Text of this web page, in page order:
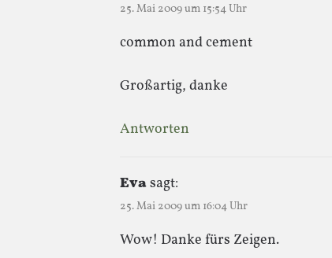
25. Mai 2009 um 15:54 Uhr
common and cement
Großartig, danke
Antworten
Evasagt:
25. Mai 2009 um 16:04 Uhr
Wow! Danke fürs Zeigen.